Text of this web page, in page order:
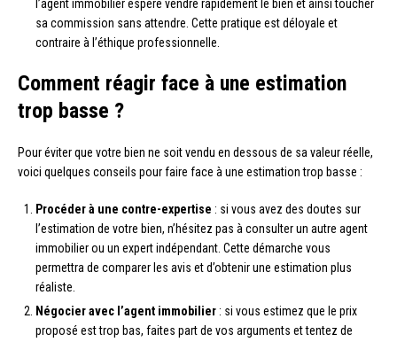
l’agent immobilier espère vendre rapidement le bien et ainsi toucher
sa commission sans attendre. Cette pratique est déloyale et
contraire à l’éthique professionnelle.
Comment réagir face à une estimation
trop basse ?
Pour éviter que votre bien ne soit vendu en dessous de sa valeur réelle,
voici quelques conseils pour faire face à une estimation trop basse :
Procéder à une contre-expertise : si vous avez des doutes sur
l’estimation de votre bien, n’hésitez pas à consulter un autre agent
immobilier ou un expert indépendant. Cette démarche vous
permettra de comparer les avis et d’obtenir une estimation plus
réaliste.
Négocier avec l’agent immobilier : si vous estimez que le prix
proposé est trop bas, faites part de vos arguments et tentez de